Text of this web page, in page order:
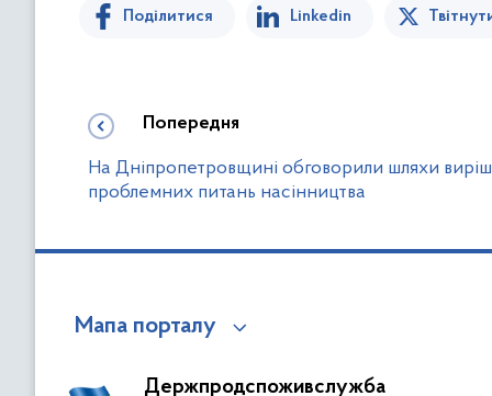
Поділитися Linkedin
Попередня
На Дніпропетровщині обговорили шляхи
проблемних питань насінництва
Мапа порталу
Держпродспоживслужба